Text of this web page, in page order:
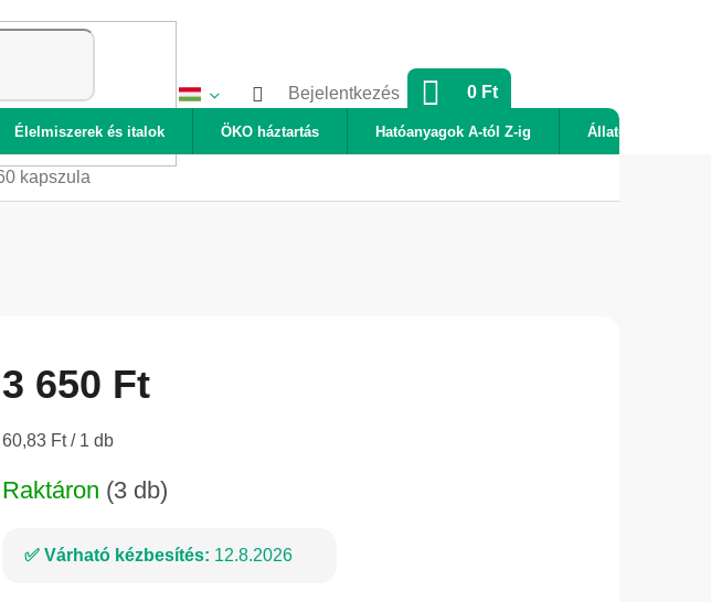
Bejelentkezés KOSÁR
0 Ft
Élelmiszerek és italok ÖKO háztartás Hatóanyagok A-tól Z-ig Állatok
kapszula
3 650 Ft
Egységár:
60,83 Ft / 1 db
Raktáron (3 db)
Várható kézbesítés: 12.8.2026